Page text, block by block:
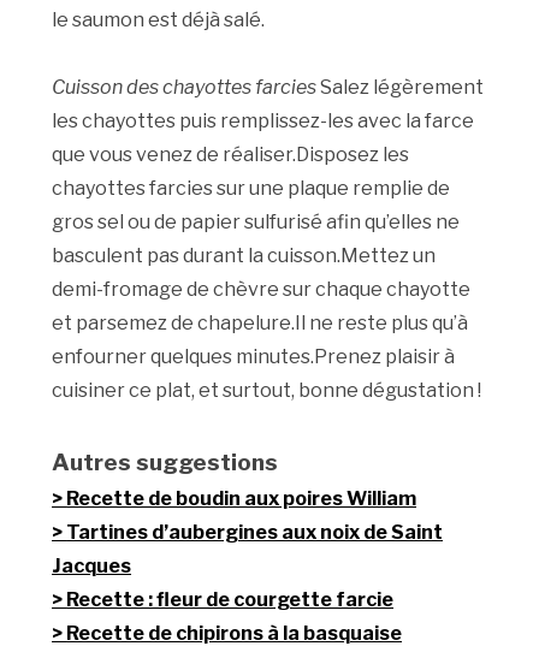
le saumon est déjà salé.
Cuisson des chayottes farciesSalez légèrement
les chayottes puis remplissez-les avec la farce
que vous venez de réaliser.Disposez les
chayottes farcies sur une plaque remplie de
gros sel ou de papier sulfurisé afin qu’elles ne
basculent pas durant la cuisson.Mettez un
demi-fromage de chèvre sur chaque chayotte
et parsemez de chapelure.Il ne reste plus qu’à
enfourner quelques minutes.Prenez plaisir à
cuisiner ce plat, et surtout, bonne dégustation !
Autres suggestions
Recette de boudin aux poires William
Tartines d’aubergines aux noix de Saint
Jacques
Recette : fleur de courgette farcie
Recette de chipirons à la basquaise